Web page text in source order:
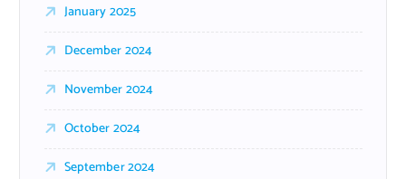
January 2025
December 2024
November 2024
October 2024
September 2024